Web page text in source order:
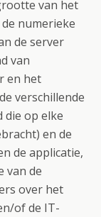
van het
numerieke
de server
van
en het
verschillende
die op elke
en de
de applicatie,
van de
over het
of de IT-